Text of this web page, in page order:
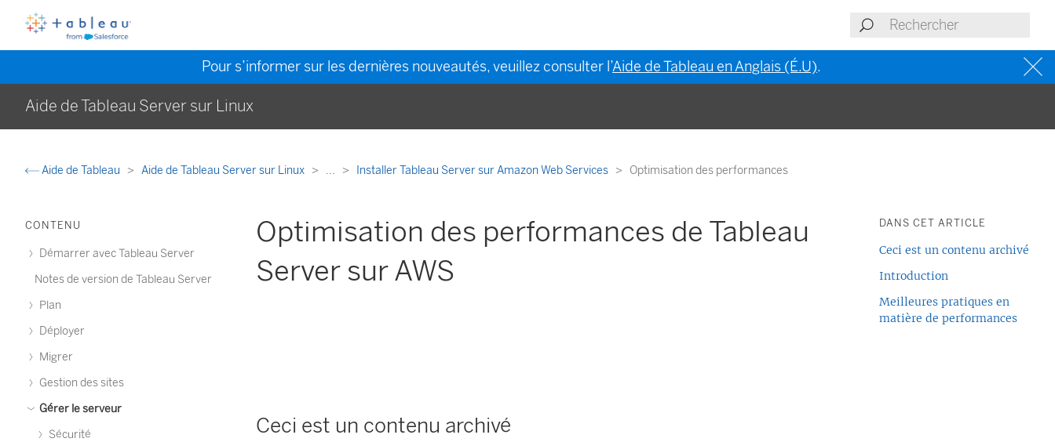
Pour s’informer sur les dernières nouveautés, veuillez consulter l’Aide de Tableau en Anglais (É.U).
Aide de Tableau Server sur Linux
Aide de Tableau Aide de Tableau Server sur Linux ... Installer Tableau Server sur Amazon Web Services Optimisation des performances
CONTENU
Démarrer avec Tableau Server
Notes de version de Tableau Server
Plan
Déployer
Migrer
Gestion des sites
Gérer le serveur
Sécurité
Optimisation des performances de Tableau
Server sur AWS
Ceci est un contenu archivé
DANS CET ARTICLE
Ceci est un contenu archivé
Introduction
Meilleures pratiques en
matière de performances